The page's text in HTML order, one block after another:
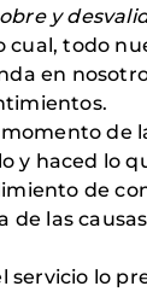
y
cual, todo
en
de
y haced lo
de
de las
servicio lo